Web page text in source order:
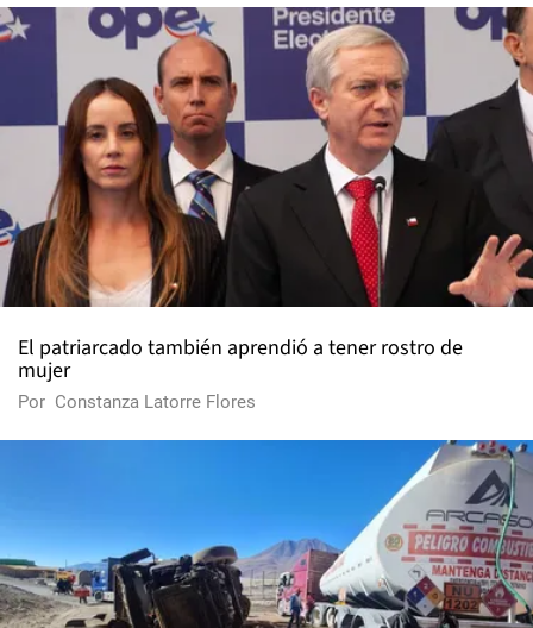
El patriarcado también aprendió a tener rostro de
mujer
Por Constanza Latorre Flores